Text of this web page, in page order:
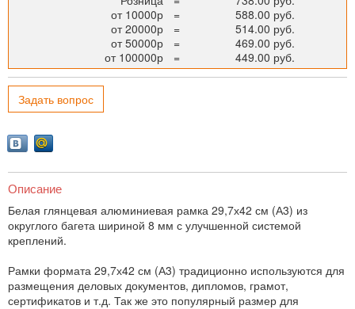
от 10000р
=
588.00 руб.
от 20000р
=
514.00 руб.
от 50000р
=
469.00 руб.
от 100000р
= 449.00 руб.
Задать вопрос
Описание
Белая глянцевая алюминиевая рамка 29,7х42 см (А3) из
округлого багета шириной 8 мм с улучшенной системой
креплений.
Рамки формата 29,7х42 см (А3) традиционно используются для
размещения деловых документов, дипломов, грамот,
сертификатов и т.д. Так же это популярный размер для